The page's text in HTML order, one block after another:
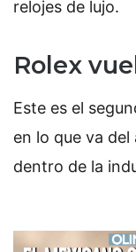
relojes de lujo.
Rolex
Este es el
en lo que va
dentro de la